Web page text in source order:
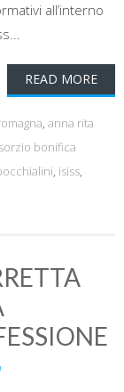
all’interno
READ MORE
, anna rita
bonifica
, isiss,